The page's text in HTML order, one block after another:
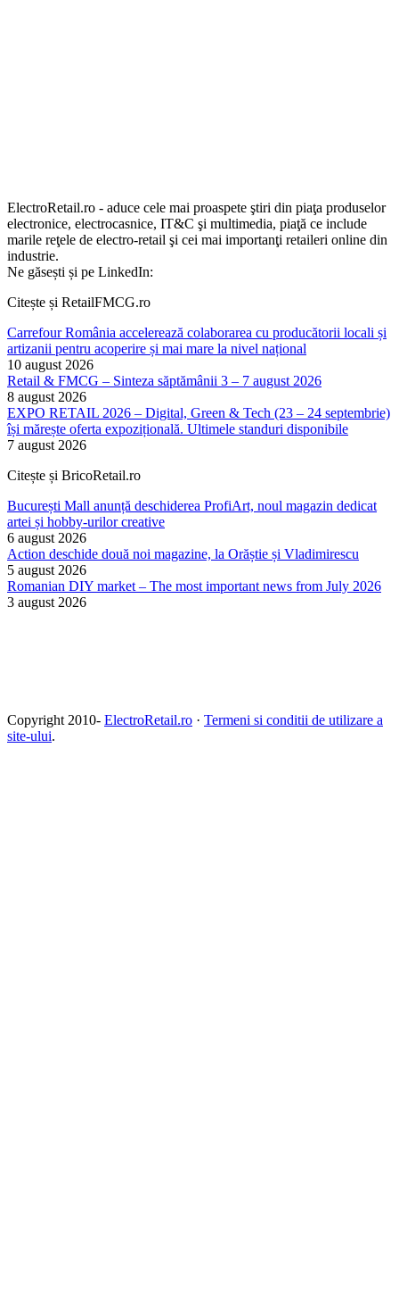
ElectroRetail.ro - aduce cele mai proaspete ştiri din piaţa produselor
electronice, electrocasnice, IT&C şi multimedia, piaţă ce include
marile reţele de electro-retail şi cei mai importanţi retaileri online din
industrie.
Ne găsești și pe LinkedIn:
Citește și RetailFMCG.ro
Carrefour România accelerează colaborarea cu producătorii locali și
artizanii pentru acoperire și mai mare la nivel național
10 august 2026
Retail & FMCG – Sinteza săptămânii 3 – 7 august 2026
8 august 2026
EXPO RETAIL 2026 – Digital, Green & Tech (23 – 24 septembrie)
își mărește oferta expozițională. Ultimele standuri disponibile
7 august 2026
Citește și BricoRetail.ro
București Mall anunță deschiderea ProfiArt, noul magazin dedicat
artei și hobby-urilor creative
6 august 2026
Action deschide două noi magazine, la Orăștie și Vladimirescu
5 august 2026
Romanian DIY market – The most important news from July 2026
3 august 2026
Copyright 2010- ElectroRetail.ro · Termeni si conditii de utilizare a
site-ului.